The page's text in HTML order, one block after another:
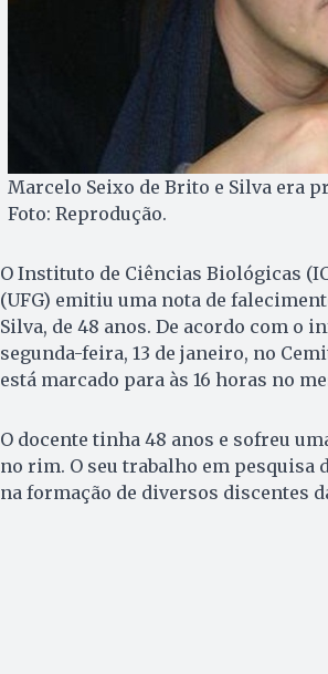
Marcelo Seixo de Brito e Silva era
Foto: Reprodução.
O Instituto de Ciências Biológicas
(UFG) emitiu uma nota de
Silva, de 48 anos. De acordo com o
segunda-feira, 13 de janeiro, no
está marcado para às 16 horas no
O docente tinha 48 anos e sofreu
no rim. O seu trabalho em pesquisa
na formação de diversos discentes